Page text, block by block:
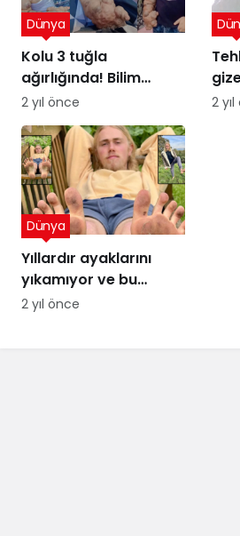
Kolu 3 tuğla
ağırlığında! Bilim
insanları şaşkın
Dünya
2 yıl önce 2
Yıllardır ayaklarını
yıkamıyor ve bu
sayede para
Dünya
2 yıl önce